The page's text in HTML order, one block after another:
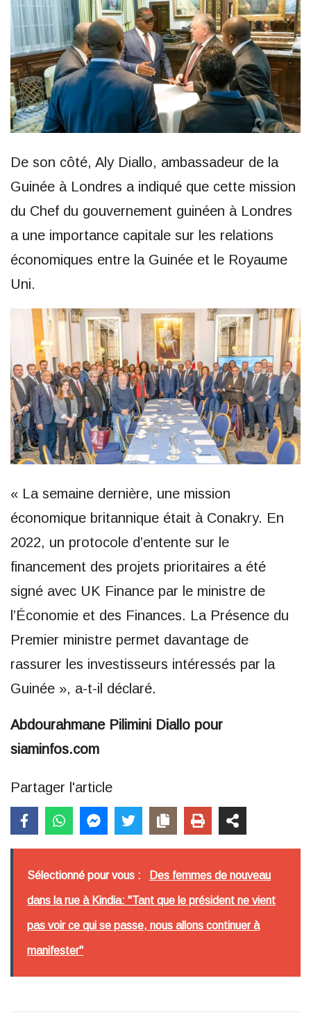
De son côté, Aly Diallo, ambassadeur de la
Guinée à Londres a indiqué que cette mission
du Chef du gouvernement guinéen à Londres
a une importance capitale sur les relations
économiques entre la Guinée et le Royaume
Uni.
« La semaine dernière, une mission
économique britannique était à Conakry. En
2022, un protocole d’entente sur le
financement des projets prioritaires a été
signé avec UK Finance par le ministre de
l’Économie et des Finances. La Présence du
Premier ministre permet davantage de
rassurer les investisseurs intéressés par la
Guinée », a-t-il déclaré.
Abdourahmane Pilimini Diallo pour
siaminfos.com
Partager l'article
Sélectionné pour vous : Des femmes de nouveau
dans la rue à Kindia: "Tant que le président ne vient
pas voir ce qui se passe, nous allons continuer à
manifester"